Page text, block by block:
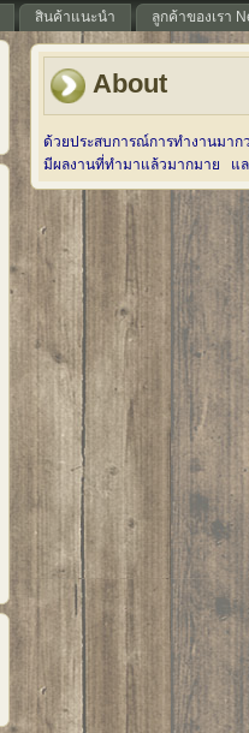
สินค้าแนะนำ ลูกค้าของเรา
About
ด้วยประสบการณ์การทำงานมา
มีผลงานที่ทำมาแล้วมากมาย แล